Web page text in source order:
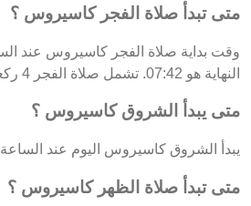
متى تبدأ صلاة الفجر كاسيروس ؟
النهاية هو 07:42. تشمل صلاة الفجر 4 ركعات: 2 فرض و2 سنة.
متى يبدأ الشروق كاسيروس ؟
يبدأ الشروق كاسيروس اليوم عند الساعة 07:42.
متى تبدأ صلاة الظهر كاسيروس ؟